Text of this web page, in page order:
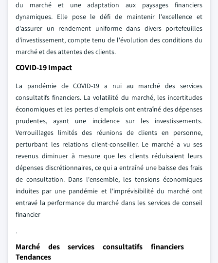
du marché et une adaptation aux paysages financiers
dynamiques. Elle pose le défi de maintenir l'excellence et
d'assurer un rendement uniforme dans divers portefeuilles
d'investissement, compte tenu de l'évolution des conditions du
marché et des attentes des clients.
COVID-19 Impact
La pandémie de COVID-19 a nui au marché des services
consultatifs financiers. La volatilité du marché, les incertitudes
économiques et les pertes d'emplois ont entraîné des dépenses
prudentes, ayant une incidence sur les investissements.
Verrouillages limités des réunions de clients en personne,
perturbant les relations client-conseiller. Le marché a vu ses
revenus diminuer à mesure que les clients réduisaient leurs
dépenses discrétionnaires, ce qui a entraîné une baisse des frais
de consultation. Dans l'ensemble, les tensions économiques
induites par une pandémie et l'imprévisibilité du marché ont
entravé la performance du marché dans les services de conseil
financier
.
Marché des services consultatifs financiers
Tendances